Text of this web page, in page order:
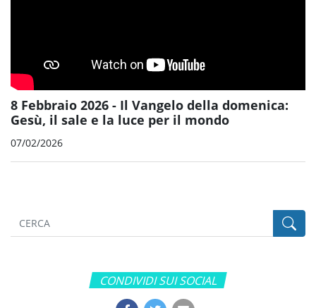
8 Febbraio 2026 - Il Vangelo della domenica:
Gesù, il sale e la luce per il mondo
07/02/2026
CONDIVIDI SUI SOCIAL